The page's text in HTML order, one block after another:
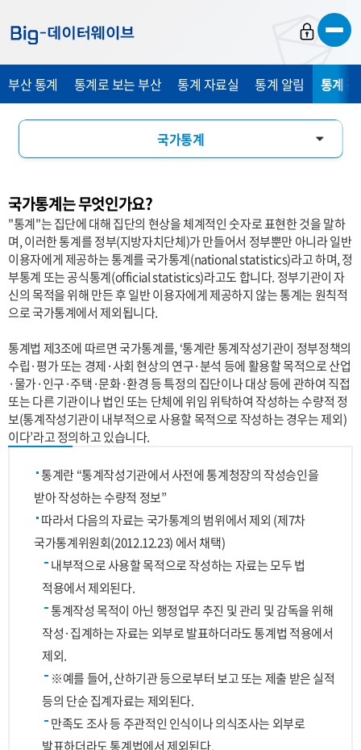
가
가
가
부산 통계 통계로 보는 부산 통계 자료실 통계 알림 통계
국가통계
통계 용어 소개
관련 사이트
국가통계는 무엇인가요?
"통계"는 집단에 대해 집단의 현상을 체계적인 숫자로 표현한 것을 말하
며, 이러한 통계를 정부(지방자치단체)가 만들어서 정부뿐만 아니라 일반
이용자에게 제공하는 통계를 국가통계(national statistics)라고 하며, 정
부통계 또는 공식통계(official statistics)라고도 합니다. 정부기관이 자
신의 목적을 위해 만든 후 일반 이용자에게 제공하지 않는 통계는 원칙적
으로 국가통계에서 제외됩니다.
통계법 제3조에 따르면 국가통계를, ‘통계란 통계작성기관이 정부정책의
수립·평가 또는 경제·사회 현상의 연구·분석 등에 활용할 목적으로 산업
·물가·인구·주택·문화·환경 등 특정의 집단이나 대상 등에 관하여 직접
또는 다른 기관이나 법인 또는 단체에 위임 위탁하여 작성하는 수량적 정
보(통계작성기관이 내부적으로 사용할 목적으로 작성하는 경우는 제외)
이다’라고 정의하고 있습니다.
통계란 “통계작성기관에서 사전에 통계청장의 작성승인을
받아 작성하는 수량적 정보”
따라서 다음의 자료는 국가통계의 범위에서 제외 (제7차
국가통계위원회(2012.12.23) 에서 채택)
내부적으로 사용할 목적으로 작성하는 자료는 모두 법
적용에서 제외된다.
통계작성 목적이 아닌 행정업무 추진 및 관리 및 감독을 위해
작성·집계하는 자료는 외부로 발표하더라도 통계법 적용에서
제외.
※예를 들어, 산하기관 등으로부터 보고 또는 제출 받은 실적
등의 단순 집계자료는 제외된다.
만족도 조사 등 주관적인 인식이나 의식조사는 외부로
발표하더라도 통계법에서 제외된다.